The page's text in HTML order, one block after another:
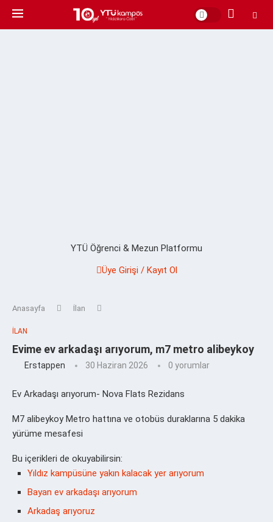
YTÜ Öğrenci & Mezun Platformu
Üye Girişi / Kayıt Ol
Anasayfa İlan
İLAN
Evime ev arkadaşı arıyorum, m7 metro alibeykoy
Erstappen 30 Haziran 2026 0 yorumlar
Ev Arkadaşı arıyorum- Nova Flats Rezidans
M7 alibeykoy Metro hattına ve otobüs duraklarına 5 dakika
yürüme mesafesi
Bu içerikleri de okuyabilirsin:
Yıldız kampüsüne yakın kalacak yer arıyorum
Bayan ev arkadaşı arıyorum
Arkadaş arıyoruz